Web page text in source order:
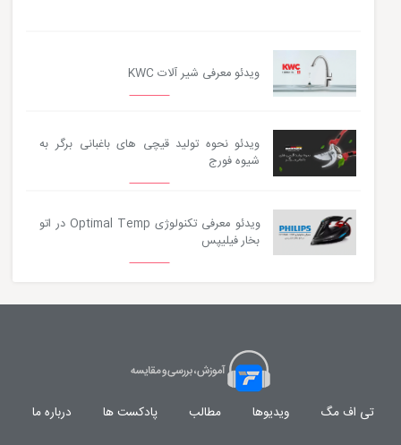
ویدئو معرفی شیر آلات KWC
ویدئو نحوه تولید قیچی های باغبانی برگر به
شیوه فورج
ویدئو معرفی تکنولوژی Optimal Temp در اتو
بخار فیلیپس
تی اف مگ ویدیوها مطالب پادکست ها درباره ما